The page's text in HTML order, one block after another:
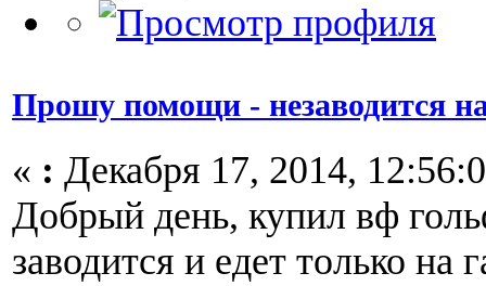
Прошу помощи - незаводится
« : Декабря 17, 2014,
Добрый день, купил вф
заводится и едет только на